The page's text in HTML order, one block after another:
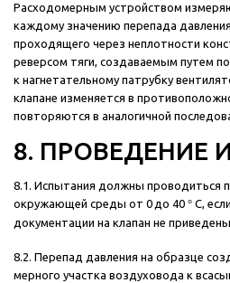
Расходомерным устройством
каждому значению перепада
проходящего через неплотности
реверсом тяги, создаваемым путем
к нагнетательному патрубку
клапане изменяется в
повторяются в аналогичной
8. ПРОВЕДЕНИЕ
8.1. Испытания должны проводиться
окружающей среды от 0 до 40 ° С,
документации на клапан не
8.2. Перепад давления на образце
мерного участка воздуховода к